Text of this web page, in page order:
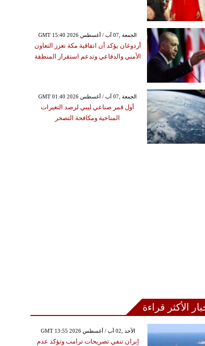
GMT 15:40 2026 الجمعة ,07 آب / أغسطس
أردوغان يؤكد أن اتفاقية مكة تعزز التعاون
الأمني والدفاعي وتدعم استقرار المنطقة
GMT 01:40 2026 الجمعة ,07 آب / أغسطس
أول قمر صناعي ليبي لرصد التغيرات
المناخية ومكافحة التصحر
الأكثر قراءة
GMT 13:55 2026 الأحد ,02 آب / أغسطس
إيران تنفي تصريحات ترامب وتؤكد عدم